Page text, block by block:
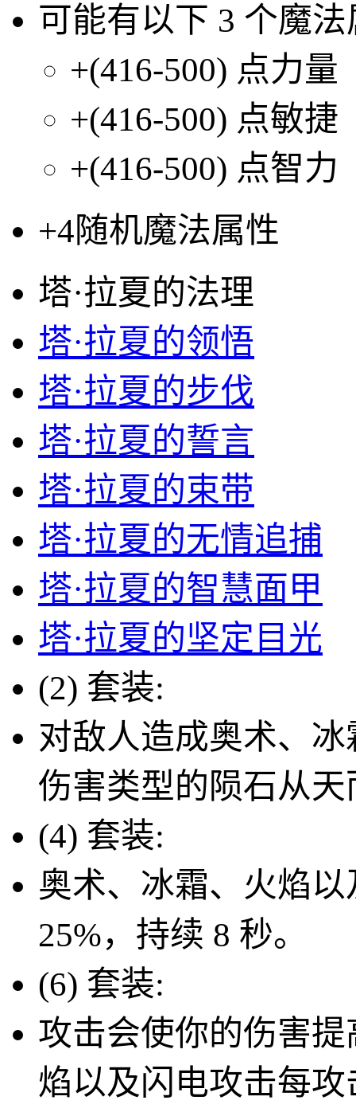
可能有以下 3 个魔
+(416-500) 点力量
+(416-500) 点敏捷
+(416-500) 点智力
+4随机魔法属性
塔·拉夏的法理
塔·拉夏的领悟
塔·拉夏的步伐
塔·拉夏的誓言
塔·拉夏的束带
塔·拉夏的无情追捕
塔·拉夏的智慧面甲
塔·拉夏的坚定目光
(2) 套装:
对敌人造成奥术、
伤害类型的陨石从
(4) 套装:
奥术、冰霜、火焰
25%，持续 8 秒。
(6) 套装:
攻击会使你的伤害
焰以及闪电攻击每